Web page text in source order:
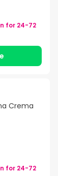
for 24-72
Crema
for 24-72